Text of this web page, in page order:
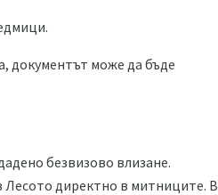
документът може да бъде
безвизово влизане.
Лесото директно в митниците. В